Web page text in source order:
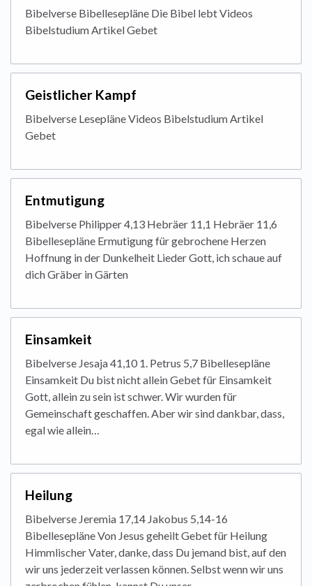
Bibelverse Bibellesepläne Die Bibel lebt Videos
Bibelstudium Artikel Gebet
Geistlicher Kampf
Bibelverse Lesepläne Videos Bibelstudium Artikel
Gebet
Entmutigung
Bibelverse Philipper 4,13 Hebräer 11,1 Hebräer 11,6
Bibellesepläne Ermutigung für gebrochene Herzen
Hoffnung in der Dunkelheit Lieder Gott, ich schaue auf
dich Gräber in Gärten
Einsamkeit
Bibelverse Jesaja 41,10 1. Petrus 5,7 Bibellesepläne
Einsamkeit Du bist nicht allein Gebet für Einsamkeit
Gott, allein zu sein ist schwer. Wir wurden für
Gemeinschaft geschaffen. Aber wir sind dankbar, dass,
egal wie allein…
Heilung
Bibelverse Jeremia 17,14 Jakobus 5,14-16
Bibellesepläne Von Jesus geheilt Gebet für Heilung
Himmlischer Vater, danke, dass Du jemand bist, auf den
wir uns jederzeit verlassen können. Selbst wenn wir uns